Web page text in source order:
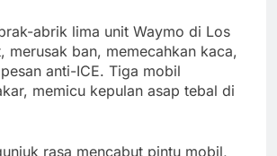
abrik lima unit Waymo di Los
merusak ban, memecahkan kaca,
anti-ICE. Tiga mobil
memicu kepulan asap tebal di
rasa mencabut pintu mobil,